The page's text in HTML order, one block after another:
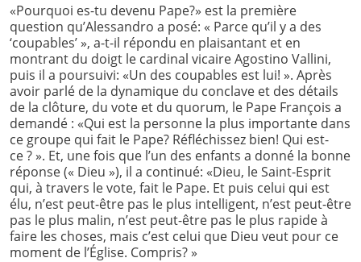
«Pourquoi es-tu devenu Pape?» est la première
question qu’Alessandro a posé: « Parce qu’il y a des
‘coupables’ », a-t-il répondu en plaisantant et en
montrant du doigt le cardinal vicaire Agostino Vallini,
puis il a poursuivi: «Un des coupables est lui! ». Après
avoir parlé de la dynamique du conclave et des détails
de la clôture, du vote et du quorum, le Pape François a
demandé : «Qui est la personne la plus importante dans
ce groupe qui fait le Pape? Réfléchissez bien! Qui est-
ce ? ». Et, une fois que l’un des enfants a donné la bonne
réponse (« Dieu »), il a continué: «Dieu, le Saint-Esprit
qui, à travers le vote, fait le Pape. Et puis celui qui est
élu, n’est peut-être pas le plus intelligent, n’est peut-être
pas le plus malin, n’est peut-être pas le plus rapide à
faire les choses, mais c’est celui que Dieu veut pour ce
moment de l’Église. Compris? »